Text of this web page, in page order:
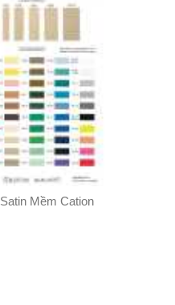
Satin Mềm Cation